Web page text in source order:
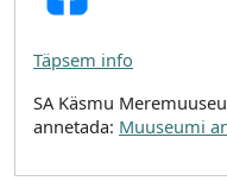
Täpsem info
SA Käsmu
annetada: Muuseumi